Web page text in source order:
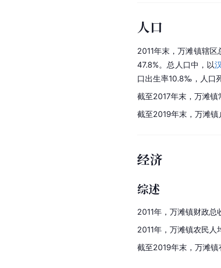
人口
2011年末，万滩镇辖
47.8%。总人口中，以
口出生率10.8‰，人口
截至2017年末，万滩
截至2019年末，万滩
经济
综述
2011年，万滩镇财政
2011年，万滩镇农民
截至2019年末，万滩